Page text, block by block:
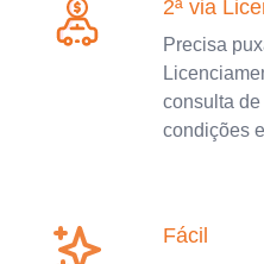
2ª via
Precisa
consulta
condições
Fácil